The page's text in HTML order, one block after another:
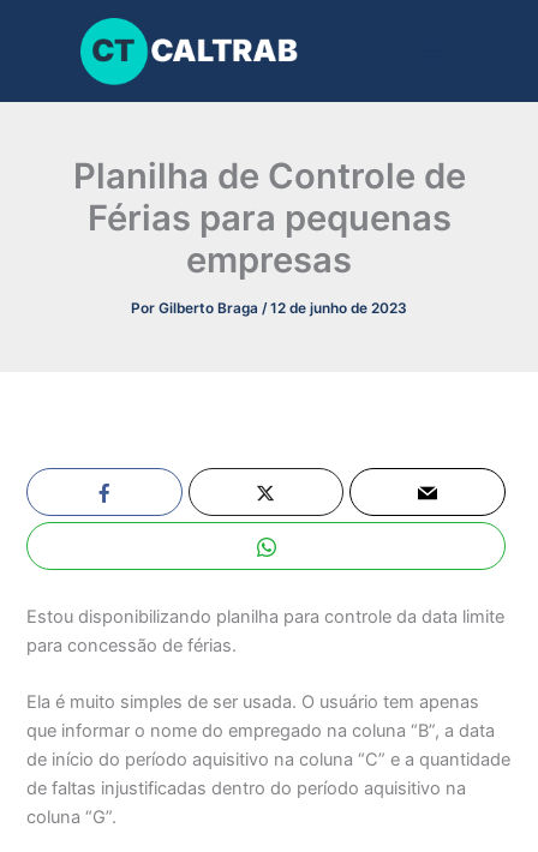
conteúdo
Planilha de Controle de
Férias para pequenas
empresas
Por Gilberto Braga /12 de junho de 2023
Estou disponibilizando planilha para controle da data limite
para concessão de férias.
Ela é muito simples de ser usada. O usuário tem apenas
que informar o nome do empregado na coluna “B”, a data
de início do período aquisitivo na coluna “C” e a quantidade
de faltas injustificadas dentro do período aquisitivo na
coluna “G”.